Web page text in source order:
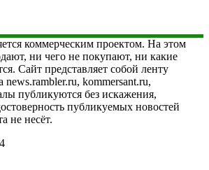
коммерческим проектом. На этом
ни чего не покупают, ни какие
Сайт представляет собой ленту
news.rambler.ru, kommersant.ru,
публикуются без искажения,
публикуемых новостей
не несёт.